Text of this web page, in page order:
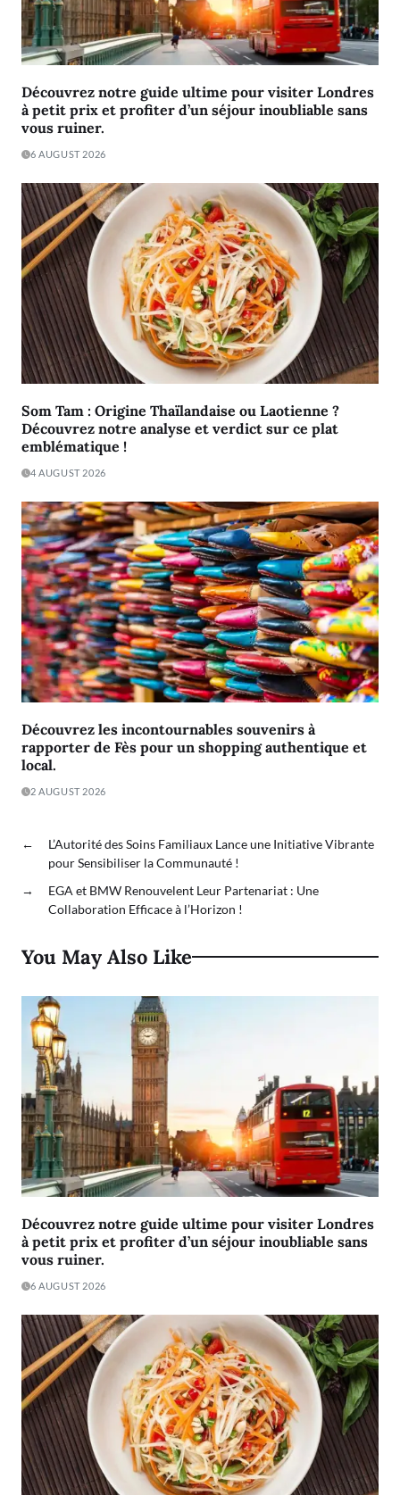
Découvrez notre guide ultime pour visiter Londres
à petit prix et profiter d’un séjour inoubliable sans
vous ruiner.
6 AUGUST 2026
Som Tam : Origine Thaïlandaise ou Laotienne ?
Découvrez notre analyse et verdict sur ce plat
emblématique !
4 AUGUST 2026
Découvrez les incontournables souvenirs à
rapporter de Fès pour un shopping authentique et
local.
2 AUGUST 2026
←
L’Autorité des Soins Familiaux Lance une Initiative Vibrante
pour Sensibiliser la Communauté !
→
EGA et BMW Renouvelent Leur Partenariat : Une
Collaboration Efficace à l’Horizon !
You May Also Like
Découvrez notre guide ultime pour visiter Londres
à petit prix et profiter d’un séjour inoubliable sans
vous ruiner.
6 AUGUST 2026